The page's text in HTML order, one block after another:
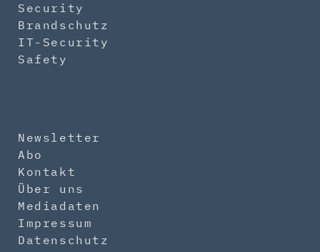
Security
Brandschutz
IT-Security
Safety
Newsletter
Abo
Kontakt
Über uns
Mediadaten
Impressum
Datenschutz